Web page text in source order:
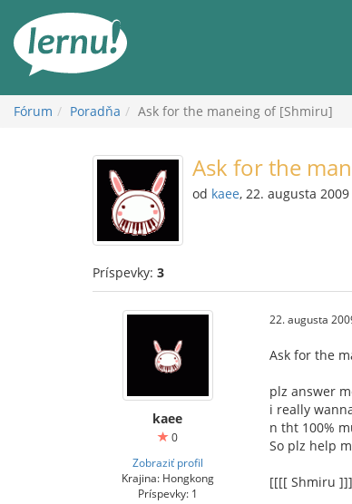
obsah
Fórum Poradňa Ask for the maneing of [Shmiru]
Ask for the
od kaee, 22. augusta 2009
Príspevky: 3
kaee
0
Zobraziť profil
Krajina: Hongkong
Príspevky: 1
22. augusta
Ask for the
plz answer
i really
n tht 100%
So plz help
[[[[ Shmiru